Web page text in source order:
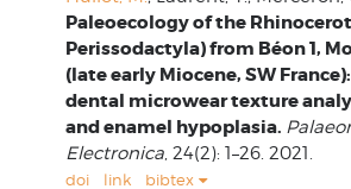
Paleoecology of the
Perissodactyla) from Béon 1,
(late early Miocene, SW
dental microwear texture
and enamel hypoplasia.
Electronica, 24(2): 1–26. 2021.
doi link bibtex